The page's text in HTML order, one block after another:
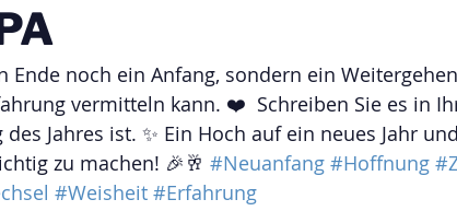
Ende noch ein Anfang, sondern ein
vermitteln kann. ❤️  Schreiben Sie es in
Jahres ist. ✨ Ein Hoch auf ein neues Jahr
zu machen! 🎉🥂 #Neuanfang #Hoffnung
#Weisheit #Erfahrung